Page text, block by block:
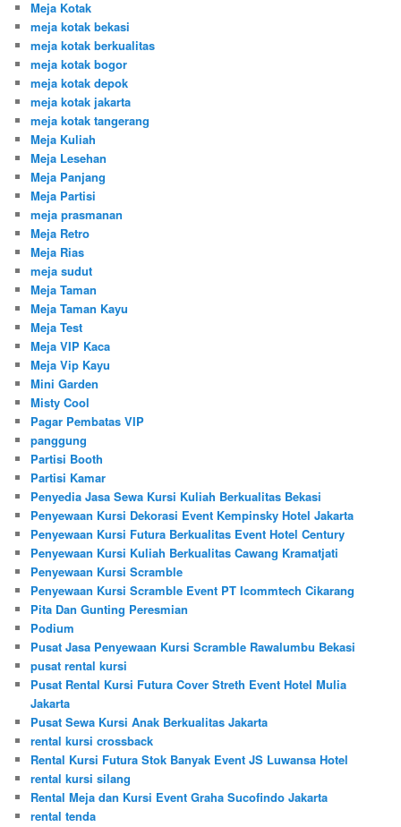
Meja Kotak
meja kotak bekasi
meja kotak berkualitas
meja kotak bogor
meja kotak depok
meja kotak jakarta
meja kotak tangerang
Meja Kuliah
Meja Lesehan
Meja Panjang
Meja Partisi
meja prasmanan
Meja Retro
Meja Rias
meja sudut
Meja Taman
Meja Taman Kayu
Meja Test
Meja VIP Kaca
Meja Vip Kayu
Mini Garden
Misty Cool
Pagar Pembatas VIP
panggung
Partisi Booth
Partisi Kamar
Penyedia Jasa Sewa Kursi Kuliah Berkualitas Bekasi
Penyewaan Kursi Dekorasi Event Kempinsky Hotel Jakarta
Penyewaan Kursi Futura Berkualitas Event Hotel Century
Penyewaan Kursi Kuliah Berkualitas Cawang Kramatjati
Penyewaan Kursi Scramble
Penyewaan Kursi Scramble Event PT Icommtech Cikarang
Pita Dan Gunting Peresmian
Podium
Pusat Jasa Penyewaan Kursi Scramble Rawalumbu Bekasi
pusat rental kursi
Pusat Rental Kursi Futura Cover Streth Event Hotel Mulia
Jakarta
Pusat Sewa Kursi Anak Berkualitas Jakarta
rental kursi crossback
Rental Kursi Futura Stok Banyak Event JS Luwansa Hotel
rental kursi silang
Rental Meja dan Kursi Event Graha Sucofindo Jakarta
rental tenda